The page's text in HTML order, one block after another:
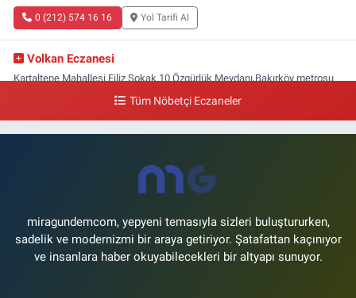
0 (212) 574 16 16 Yol Tarifi Al
Volkan Eczanesi
Kartaltepe Mahallesi Filiz Sokak 10 Özgürlük Meydanı,Bakırköy metrosu
Yeşilköy Mahallesi Doğruyol Sokak 7 A Dürümcü Baba'nın Bir Alt
0 (212) 663 11 97
Tüm Nöbetçi Eczaneler
miragundemcom, yepyeni temasıyla sizleri buluştururken,
sadelik ve modernizmi bir araya getiriyor. Şatafattan kaçınıyor
ve insanlara haber okuyabilecekleri bir altyapı sunuyor.